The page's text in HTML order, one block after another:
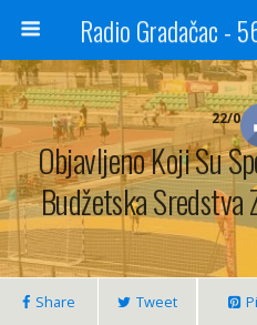
22/04/
Objavljeno Koji Su
Budžetska Sredstva
Share Tweet